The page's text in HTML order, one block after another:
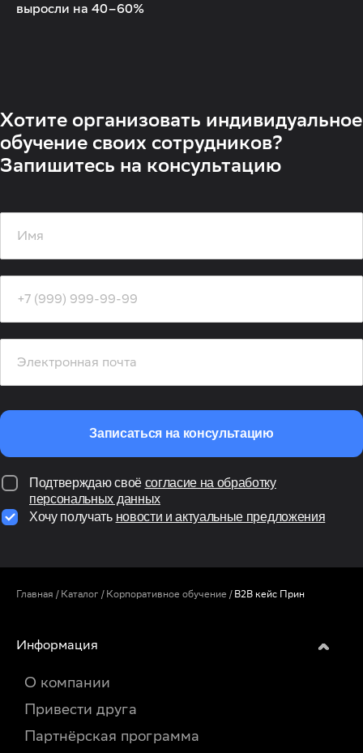
выросли на 40–60%
Хотите организовать индивидуальное
обучение своих сотрудников?
Запишитесь на консультацию
Записаться на консультацию
Подтверждаю своё согласие на обработку
персональных данных
Хочу получать новости и актуальные предложения
Главная / Каталог / Корпоративное обучение / B2B кейс Прин
Информация
О компании
Привести друга
Партнёрская программа